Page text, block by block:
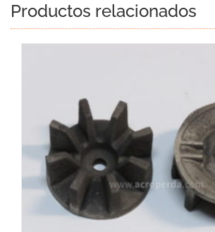
Productos relacionados